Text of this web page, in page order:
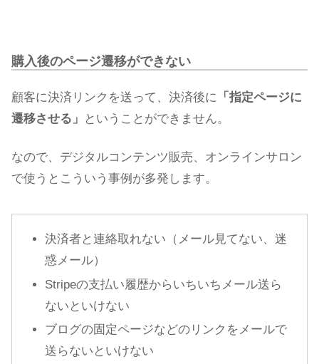
購入後のページ遷移ができない
顧客に決済リンクを送って、決済後に 「指定ページに
遷移させる」
ということができません。
なので、デジタルコンテンツ販売、オンラインサロン
で使うとこういう事例が多発します。
決済者と連絡取れない（メール見てない、迷
惑メール）
Stripeの支払い履歴からいちいちメール送ら
ないといけない
ブログの固定ページなどのリンクをメールで
送らないといけない